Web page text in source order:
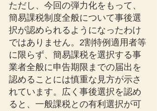
ただし、今回の弾力化をもって、
簡易課税制度全般について事後選
択が認められるようになったわけ
ではありません。2割特例適用者等
に限らず、簡易課税を選択する事
業者全般に申告期限までの届出を
認めることには慎重な見方が示さ
れています。広く事後選択を認め
ると、一般課税との有利選択が可